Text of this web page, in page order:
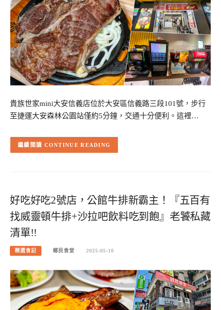
貴族世家mini大安信義店位於大安區信義路三段101號，步行
至捷運大安森林公園站僅約5分鐘，交通十分便利。這裡…
CONTINUE READING
好吃好吃2號店，公館牛排新霸主！『五百有
找威靈頓牛排+沙拉吧飲料吃到飽』老饕私藏
清單!!
精選食記 鄉民食堂 2025-05-10